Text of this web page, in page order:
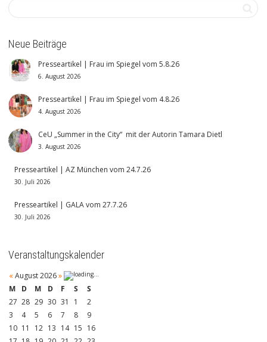
Neue Beiträge
Presseartikel | Frau im Spiegel vom 5.8.26
6. August 2026
Presseartikel | Frau im Spiegel vom 4.8.26
4. August 2026
CeU „Summer in the City“ mit der Autorin Tamara Dietl
3. August 2026
Presseartikel | AZ München vom 24.7.26
30. Juli 2026
Presseartikel | GALA vom 27.7.26
30. Juli 2026
Veranstaltungskalender
« August 2026»
M
D M D F S
S
27 28 29 30 31 1
2
3
4 5 6 7 8
9
10 11 12 13 14 15 16